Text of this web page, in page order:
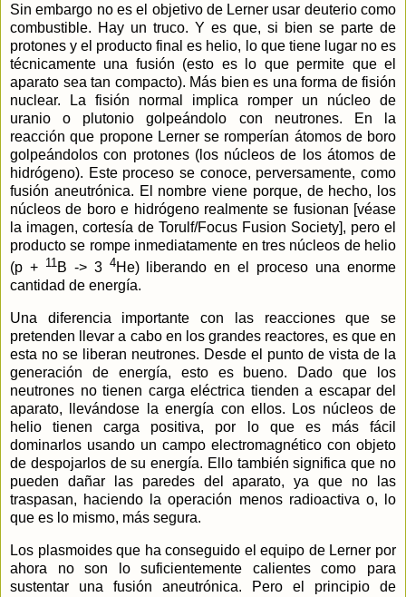
Sin embargo no es el objetivo de Lerner usar deuterio como
combustible. Hay un truco. Y es que, si bien se parte de
protones y el producto final es helio, lo que tiene lugar no es
técnicamente una fusión (esto es lo que permite que el
aparato sea tan compacto). Más bien es una forma de fisión
nuclear. La fisión normal implica romper un núcleo de
uranio o plutonio golpeándolo con neutrones. En la
reacción que propone Lerner se romperían átomos de boro
golpeándolos con protones (los núcleos de los átomos de
hidrógeno). Este proceso se conoce, perversamente, como
fusión aneutrónica. El nombre viene porque, de hecho, los
núcleos de boro e hidrógeno realmente se fusionan [véase
la imagen, cortesía de Torulf/Focus Fusion Society], pero el
producto se rompe inmediatamente en tres núcleos de helio
(p + 11B -> 3 4He) liberando en el proceso una enorme
cantidad de energía.
Una diferencia importante con las reacciones que se
pretenden llevar a cabo en los grandes reactores, es que en
esta no se liberan neutrones. Desde el punto de vista de la
generación de energía, esto es bueno. Dado que los
neutrones no tienen carga eléctrica tienden a escapar del
aparato, llevándose la energía con ellos. Los núcleos de
helio tienen carga positiva, por lo que es más fácil
dominarlos usando un campo electromagnético con objeto
de despojarlos de su energía. Ello también significa que no
pueden dañar las paredes del aparato, ya que no las
traspasan, haciendo la operación menos radioactiva o, lo
que es lo mismo, más segura.
Los plasmoides que ha conseguido el equipo de Lerner por
ahora no son lo suficientemente calientes como para
sustentar una fusión aneutrónica. Pero el principio de